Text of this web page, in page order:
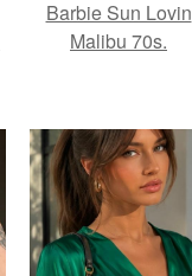
Barbie Sun Lovin
Malibu 70s.